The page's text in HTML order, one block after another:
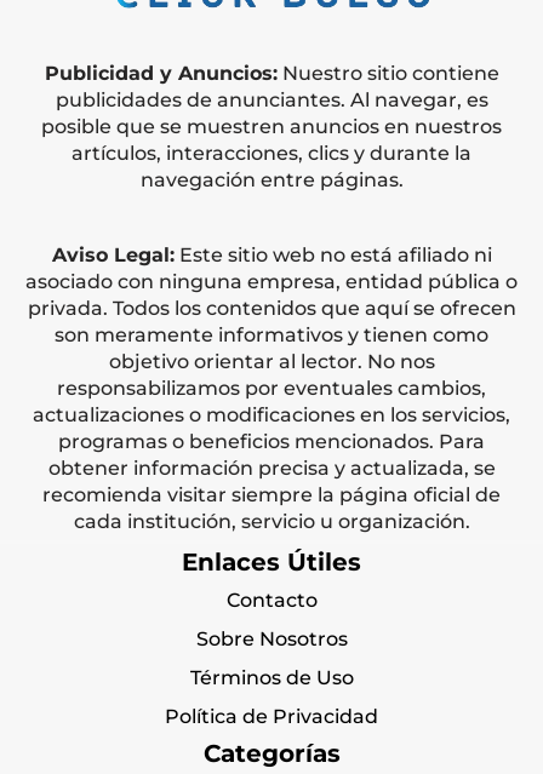
Publicidad y Anuncios:Nuestro sitio contiene
publicidades de anunciantes. Al navegar, es
posible que se muestren anuncios en nuestros
artículos, interacciones, clics y durante la
navegación entre páginas.
Aviso Legal:Este sitio web no está afiliado ni
asociado con ninguna empresa, entidad pública o
privada. Todos los contenidos que aquí se ofrecen
son meramente informativos y tienen como
objetivo orientar al lector. No nos
responsabilizamos por eventuales cambios,
actualizaciones o modificaciones en los servicios,
programas o beneficios mencionados. Para
obtener información precisa y actualizada, se
recomienda visitar siempre la página oficial de
cada institución, servicio u organización.
Enlaces Útiles
Contacto
Sobre Nosotros
Términos de Uso
Política de Privacidad
Categorías